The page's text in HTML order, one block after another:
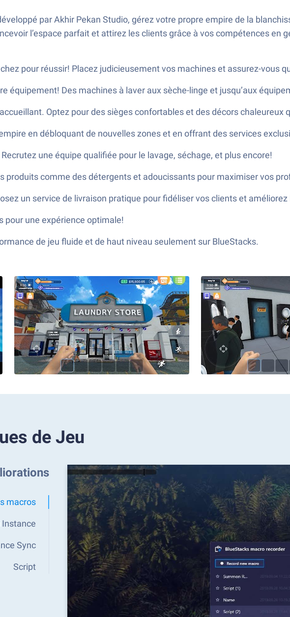
par Akhir Pekan Studio, gérez votre propre empire de la
l’espace parfait et attirez les clients grâce à vos compétences en
pour réussir! Placez judicieusement vos machines et assurez-vous
équipement! Des machines à laver aux sèche-linge et jusqu’aux
Optez pour des sièges confortables et des décors chaleureux
en débloquant de nouvelles zones et en offrant des services
Recrutez une équipe qualifiée pour le lavage, séchage, et plus encore!
produits comme des détergents et adoucissants pour maximiser vos
un service de livraison pratique pour fidéliser vos clients et
pour une expérience optimale!
de jeu fluide et de haut niveau seulement sur BlueStacks.
de Jeu
macros
Sync
Script